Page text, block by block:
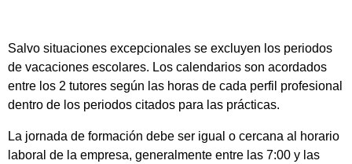
Salvo situaciones excepcionales se excluyen los periodos
de vacaciones escolares. Los calendarios son acordados
entre los 2 tutores según las horas de cada perfil profesional
dentro de los periodos citados para las prácticas.
La jornada de formación debe ser igual o cercana al horario
laboral de la empresa, generalmente entre las 7:00 y las